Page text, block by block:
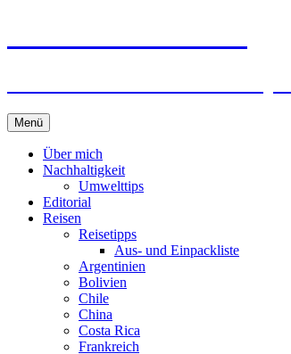
Menü Springe
zum
Inhalt
Über mich
Nachhaltigkeit
Umwelttips
Editorial
Reisen
Reisetipps
Aus- und Einpackliste
Argentinien
Bolivien
Chile
China
Costa Rica
Frankreich